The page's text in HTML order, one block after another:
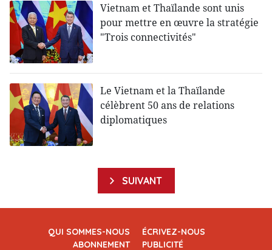
Vietnam et Thaïlande sont unis
pour mettre en œuvre la stratégie
"Trois connectivités"
Le Vietnam et la Thaïlande
célèbrent 50 ans de relations
diplomatiques
SUIVANT
QUI SOMMES-NOUS
ÉCRIVEZ-NOUS
ABONNEMENT
PUBLICITÉ